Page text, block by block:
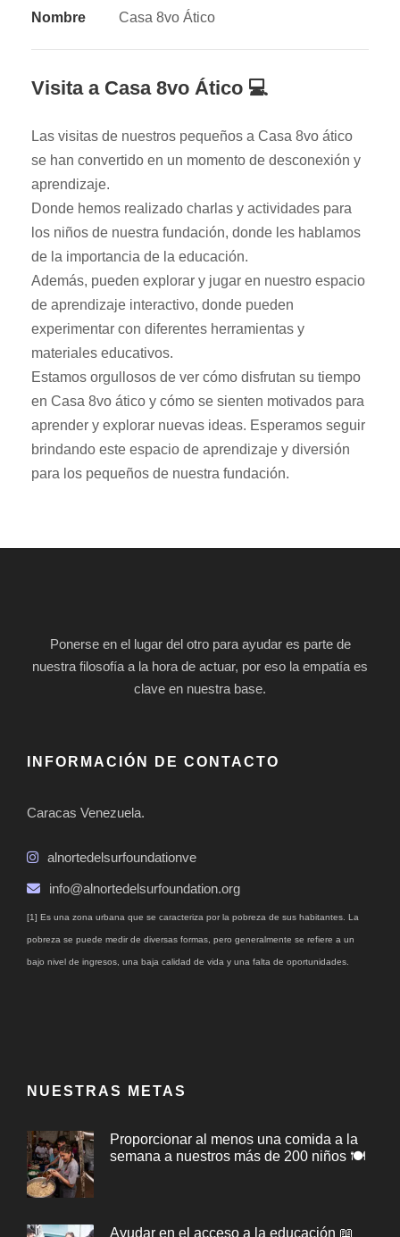
Nombre Casa 8vo Ático
Visita a Casa 8vo Ático 💻
Las visitas de nuestros pequeños a Casa 8vo ático
se han convertido en un momento de desconexión y
aprendizaje.
Donde hemos realizado charlas y actividades para
los niños de nuestra fundación, donde les hablamos
de la importancia de la educación.
Además, pueden explorar y jugar en nuestro espacio
de aprendizaje interactivo, donde pueden
experimentar con diferentes herramientas y
materiales educativos.
Estamos orgullosos de ver cómo disfrutan su tiempo
en Casa 8vo ático y cómo se sienten motivados para
aprender y explorar nuevas ideas. Esperamos seguir
brindando este espacio de aprendizaje y diversión
para los pequeños de nuestra fundación.
Ponerse en el lugar del otro para ayudar es parte de
nuestra filosofía a la hora de actuar, por eso la empatía es
clave en nuestra base.
INFORMACIÓN DE CONTACTO
Caracas Venezuela.
alnortedelsurfoundationve
info@alnortedelsurfoundation.org
[1] Es una zona urbana que se caracteriza por la pobreza de sus habitantes. La
pobreza se puede medir de diversas formas, pero generalmente se refiere a un
bajo nivel de ingresos, una baja calidad de vida y una falta de oportunidades.
NUESTRAS METAS
Proporcionar al menos una comida a la
semana a nuestros más de 200 niños 🍽️
Ayudar en el acceso a la educación 📖